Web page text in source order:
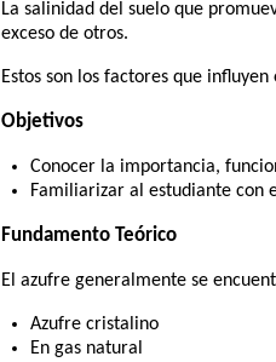
La salinidad del suelo que
exceso de otros.
Estos son los factores que
Objetivos
Conocer la importancia,
Familiarizar al estudiante con
Fundamento Teórico
El azufre generalmente se
Azufre cristalino
En gas natural